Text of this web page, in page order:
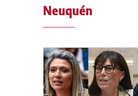
Neuquén